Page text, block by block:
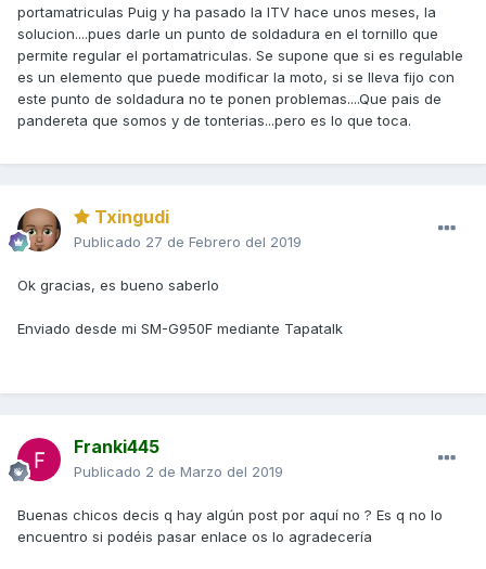
portamatriculas Puig y ha pasado la ITV hace unos meses, la
solucion....pues darle un punto de soldadura en el tornillo que
permite regular el portamatriculas. Se supone que si es regulable
es un elemento que puede modificar la moto, si se lleva fijo con
este punto de soldadura no te ponen problemas....Que pais de
pandereta que somos y de tonterias...pero es lo que toca.
Txingudi
Publicado 27 de Febrero del 2019
Ok gracias, es bueno saberlo
Enviado desde mi SM-G950F mediante Tapatalk
Franki445
Publicado 2 de Marzo del 2019
Buenas chicos decis q hay algún post por aquí no ? Es q no lo
encuentro si podéis pasar enlace os lo agradecería